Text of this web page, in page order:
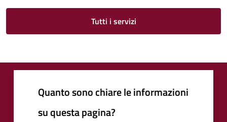
Tutti i servizi
Quanto sono chiare le informazioni
su questa pagina?